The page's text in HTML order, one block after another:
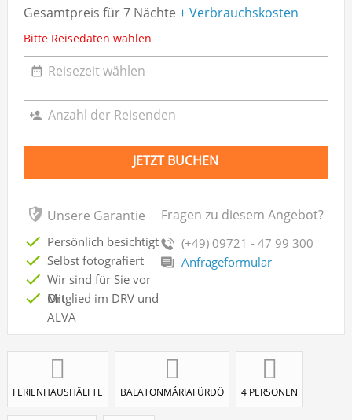
Gesamtpreis für 7 Nächte + Verbrauchskosten
Bitte Reisedaten wählen
JETZT BUCHEN
Unsere Garantie
Persönlich besichtigt
Selbst fotografiert
Wir sind für Sie vor
Ort
Mitglied im DRV und
ALVA
Fragen zu diesem Angebot?
(+49) 09721 - 47 99 300
Anfrageformular
FERIENHAUSHÄLFTE BALATONMÁRIAFÜRDÖ 4 PERSONEN